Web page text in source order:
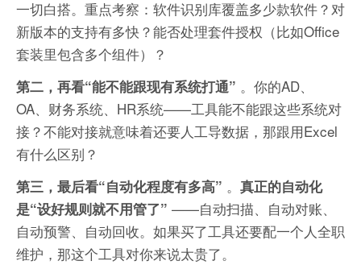
一切白搭。重点考察：软件识别库覆盖多少款软件？对
新版本的支持有多快？能否处理套件授权（比如Office
套装里包含多个组件）？
第二，再看“能不能跟现有系统打通” 。你的AD、
OA、财务系统、HR系统——工具能不能跟这些系统对
接？不能对接就意味着还要人工导数据，那跟用Excel
有什么区别？
第三，最后看“自动化程度有多高” 。 真正的自动化
是“设好规则就不用管了” ——自动扫描、自动对账、
自动预警、自动回收。如果买了工具还要配一个人全职
维护，那这个工具对你来说太贵了。